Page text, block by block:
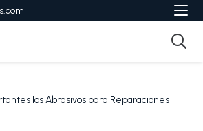
los Abrasivos para Reparaciones